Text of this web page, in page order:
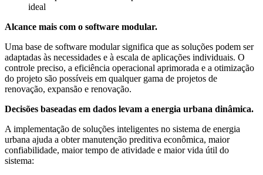
ideal
Alcance mais com o software modular.
Uma base de software modular significa que as soluções podem ser
adaptadas às necessidades e à escala de aplicações individuais. O
controle preciso, a eficiência operacional aprimorada e a otimização
do projeto são possíveis em qualquer gama de projetos de
renovação, expansão e renovação.
Decisões baseadas em dados levam a energia urbana dinâmica.
A implementação de soluções inteligentes no sistema de energia
urbana ajuda a obter manutenção preditiva econômica, maior
confiabilidade, maior tempo de atividade e maior vida útil do
sistema: